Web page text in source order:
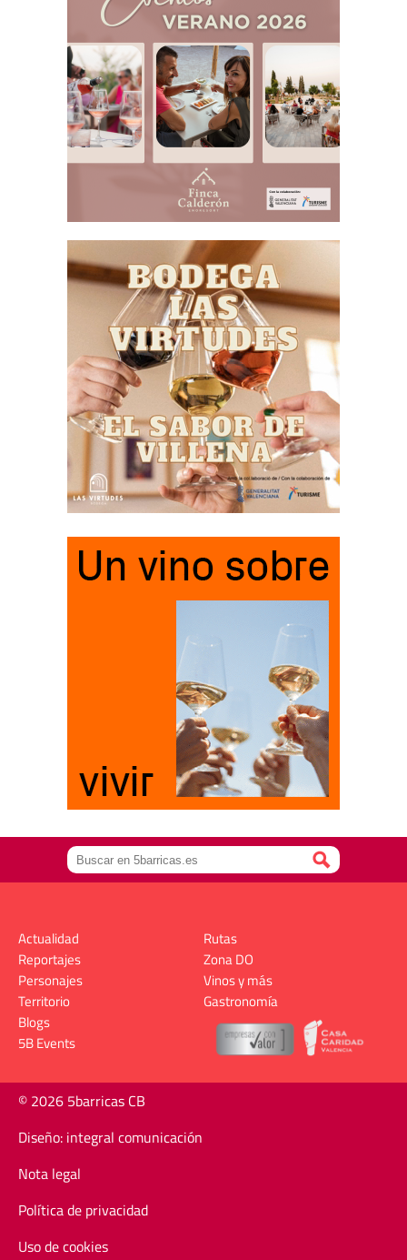
Actualidad
Reportajes
Personajes
Territorio
Rutas
Zona DO
Vinos y más
Gastronomía
Blogs
5B Events
© 2026 5barricas CB
Diseño: integral comunicación
Nota legal
Política de privacidad
Uso de cookies